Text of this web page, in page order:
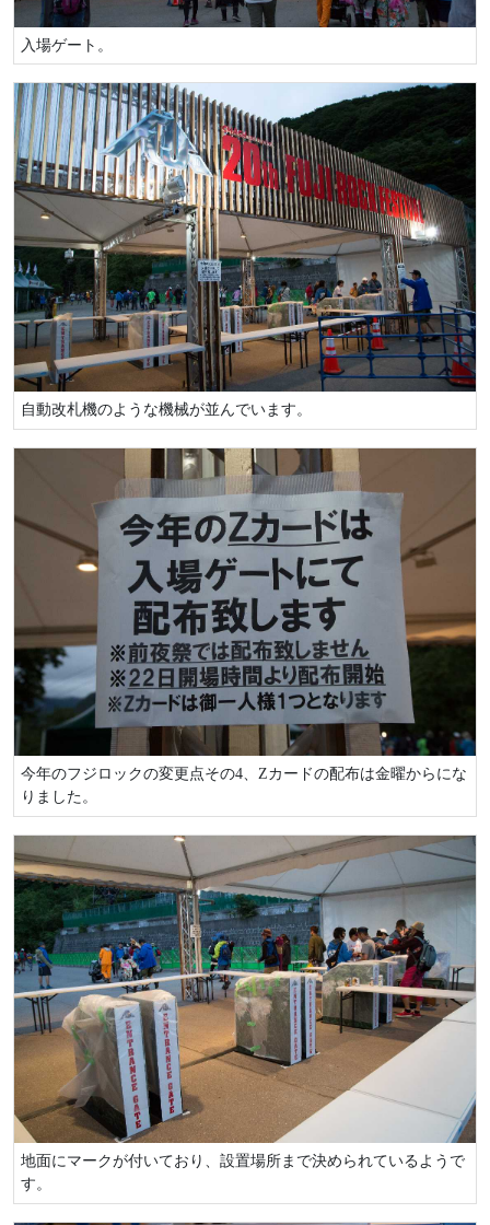
入場ゲート。
自動改札機のような機械が並んでいます。
今年のフジロックの変更点その4、Zカードの配布は金曜からにな
りました。
地面にマークが付いており、設置場所まで決められているようで
す。